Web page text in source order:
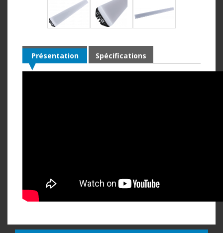
Présentation Spécifications